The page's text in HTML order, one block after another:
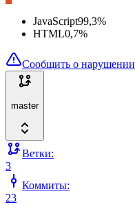
JavaScript99,3%
HTML0,7%
Сообщить о нарушении
master
Ветки:
3
Коммиты:
23